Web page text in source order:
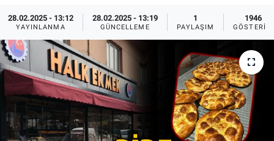
28.02.2025 - 13:12
YAYINLANMA
28.02.2025 - 13:19
GÜNCELLEME
1
PAYLAŞIM
1946
GÖSTERIM